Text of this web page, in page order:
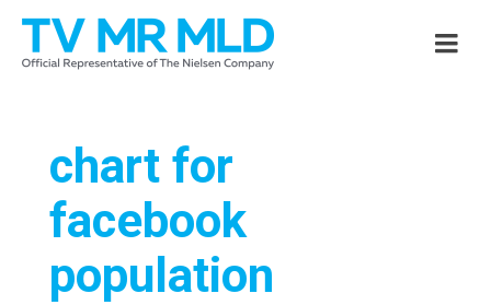
chart for
facebook
population